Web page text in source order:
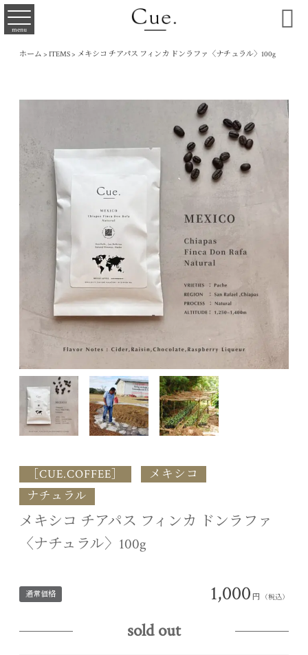
menu 
ホーム > ITEMS> メキシコ チアパス フィンカ ドンラファ〈ナチュラル〉100g
［CUE.COFFEE］
メキシコ
ナチュラル
メキシコ チアパス フィンカ ドンラファ
〈ナチュラル〉100g
通常価格 1,000 円 （税込）
sold out